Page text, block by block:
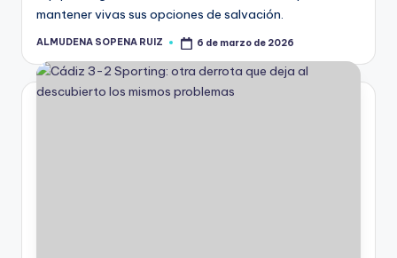
mantener vivas sus opciones de salvación.
ALMUDENA SOPENA RUIZ 6 de marzo de 2026